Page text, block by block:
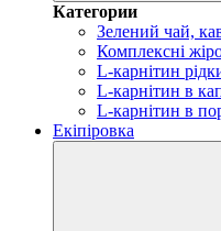
Категории
Зелений чай,
Комплексні
L-карнітин
L-карнітин в
L-карнітин в
Екіпіровка